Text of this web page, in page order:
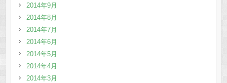
2014年9月
2014年8月
2014年7月
2014年6月
2014年5月
2014年4月
2014年3月